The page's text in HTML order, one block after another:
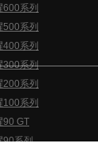
600系列
500系列
400系列
300系列
200系列
100系列
90 GT
90系列